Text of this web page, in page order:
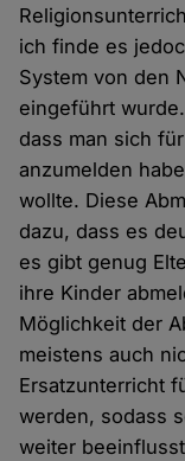
ich finde es
System von den
eingeführt
dass man sich
anzumelden
wollte. Diese
dazu, dass es
es gibt genug
ihre Kinder
Möglichkeit der
meistens auch
Ersatzunterricht
werden, sodass
weiter